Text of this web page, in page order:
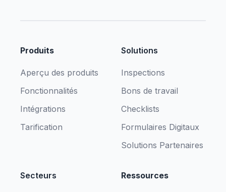
Produits
Aperçu des produits
Fonctionnalités
Intégrations
Tarification
Solutions
Inspections
Bons de travail
Checklists
Formulaires Digitaux
Solutions Partenaires
Secteurs Ressources